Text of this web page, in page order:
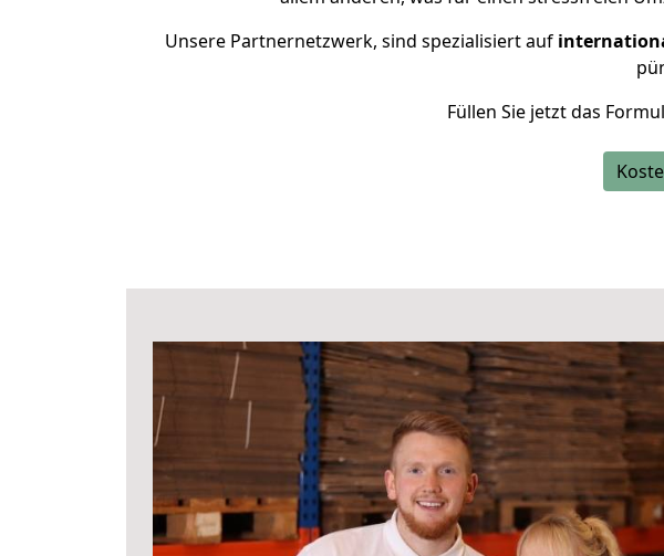
Unsere Partnernetzwerk, sind spezialisiert auf
Füllen Sie jetzt das